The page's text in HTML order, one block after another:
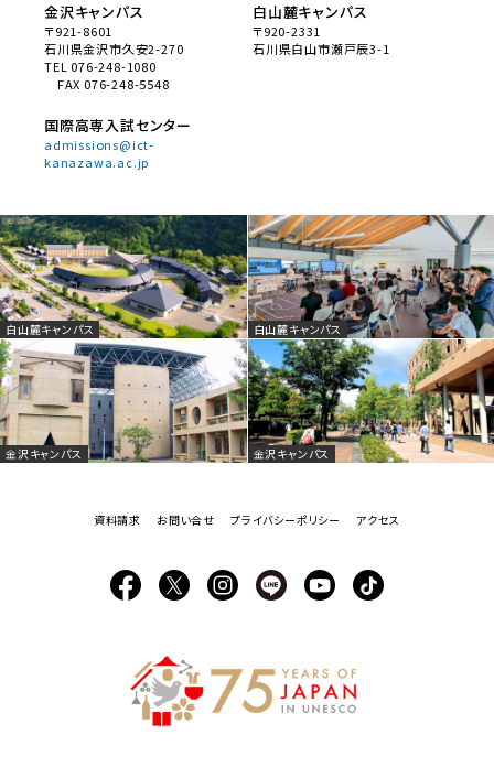
金沢キャンパス
〒921-8601
石川県金沢市久安2-270
TEL 076-248-1080
FAX 076-248-5548
白山麓キャンパス
〒920-2331
石川県白山市瀬戸辰3-1
国際高専入試センター
admissions@ict-
kanazawa.ac.jp
白山麓キャンパス 白山麓キャンパス
金沢キャンパス 金沢キャンパス
資料請求 お問い合せ プライバシーポリシー アクセス